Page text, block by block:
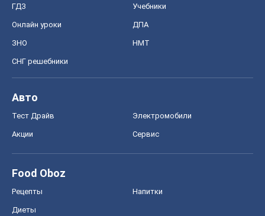
ГДЗ Учебники
Онлайн уроки ДПА
ЗНО НМТ
СНГ решебники
Авто
Тест Драйв Электромобили
Акции Сервис
Food Oboz
Рецепты Напитки
Диеты